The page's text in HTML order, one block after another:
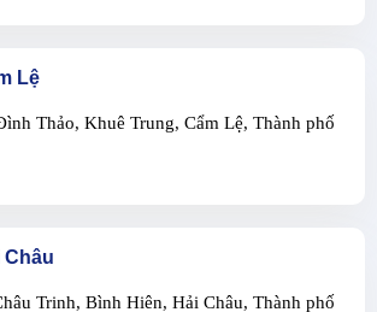
Lệ
Thảo, Khuê Trung, Cẩm Lệ, Thành phố
Châu
Trinh, Bình Hiên, Hải Châu, Thành phố